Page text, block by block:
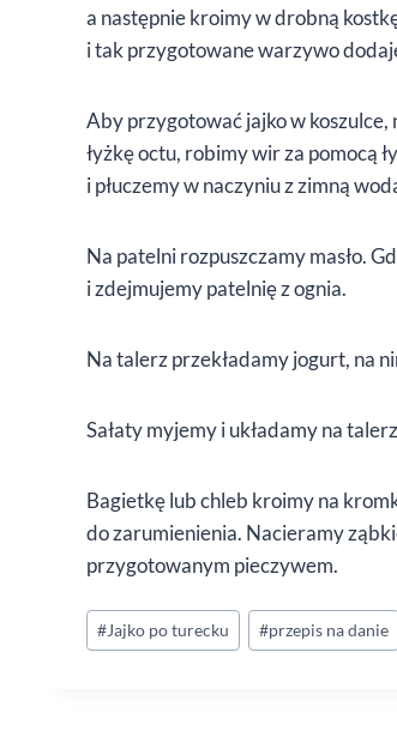
a następnie kroimy w drobną
i tak przygotowane warzywo
Aby przygotować jajko w
łyżkę octu, robimy wir za pomocą
i płuczemy w naczyniu z zimną
Na patelni rozpuszczamy masło.
i zdejmujemy patelnię z ognia.
Na talerz przekładamy jogurt, na
Sałaty myjemy i układamy na
Bagietkę lub chleb kroimy na
do zarumienienia. Nacieramy
przygotowanym pieczywem.
Tagi
wpisu:
#Jajko po turecku #przepis na danie